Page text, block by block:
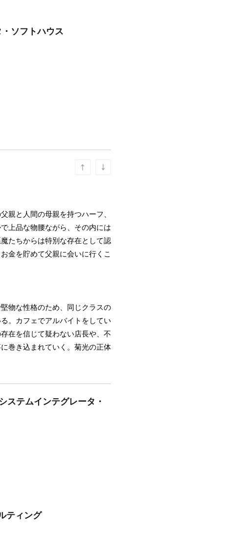
ソフトハウス
親と人間の母親を持つハーフ、
上品な物腰ながら、その内には
たちからは特別な存在として認
金を貯めて父親に会いに行くこ
物な性格のため、同じクラスの
。カフェでアルバイトをしてい
在を信じて疑わない店長や、不
巻き込まれていく。菊光の正体
ステムインテグレータ・
ティング